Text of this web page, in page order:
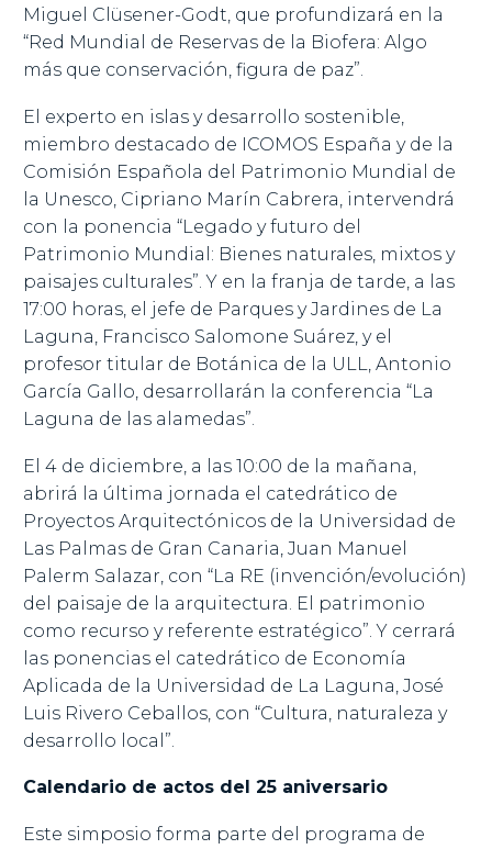
Miguel Clüsener-Godt, que profundizará en la
“Red Mundial de Reservas de la Biofera: Algo
más que conservación, figura de paz”.
El experto en islas y desarrollo sostenible,
miembro destacado de ICOMOS España y de la
Comisión Española del Patrimonio Mundial de
la Unesco, Cipriano Marín Cabrera, intervendrá
con la ponencia “Legado y futuro del
Patrimonio Mundial: Bienes naturales, mixtos y
paisajes culturales”. Y en la franja de tarde, a las
17:00 horas, el jefe de Parques y Jardines de La
Laguna, Francisco Salomone Suárez, y el
profesor titular de Botánica de la ULL, Antonio
García Gallo, desarrollarán la conferencia “La
Laguna de las alamedas”.
El 4 de diciembre, a las 10:00 de la mañana,
abrirá la última jornada el catedrático de
Proyectos Arquitectónicos de la Universidad de
Las Palmas de Gran Canaria, Juan Manuel
Palerm Salazar, con “La RE (invención/evolución)
del paisaje de la arquitectura. El patrimonio
como recurso y referente estratégico”. Y cerrará
las ponencias el catedrático de Economía
Aplicada de la Universidad de La Laguna, José
Luis Rivero Ceballos, con “Cultura, naturaleza y
desarrollo local”.
Calendario de actos del 25 aniversario
Este simposio forma parte del programa de